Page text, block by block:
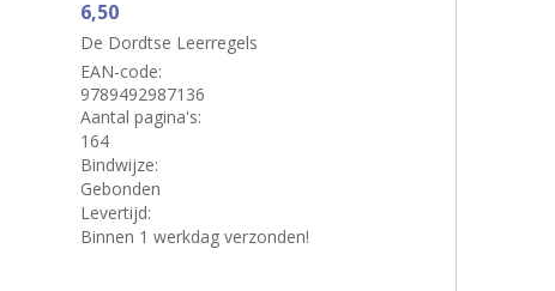
6,50
De Dordtse Leerregels
EAN-code:
9789492987136
Aantal pagina's:
164
Bindwijze:
Gebonden
Levertijd:
Binnen 1 werkdag verzonden!